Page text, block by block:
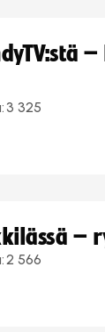
3 325
–
2 566